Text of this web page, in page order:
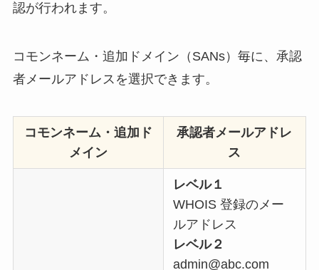
認が行われます。
コモンネーム・追加ドメイン（SANs）毎に、承認
者メールアドレスを選択できます。
コモンネーム・追加ド
メイン
承認者メールアドレ
ス
レベル１
WHOIS 登録のメー
ルアドレス
レベル２
admin@abc.com